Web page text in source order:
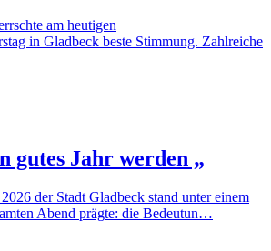
am heutigen
in Gladbeck beste Stimmung. Zahlreiche
gutes Jahr werden „
der Stadt Gladbeck stand unter einem
Abend prägte: die Bedeutun…